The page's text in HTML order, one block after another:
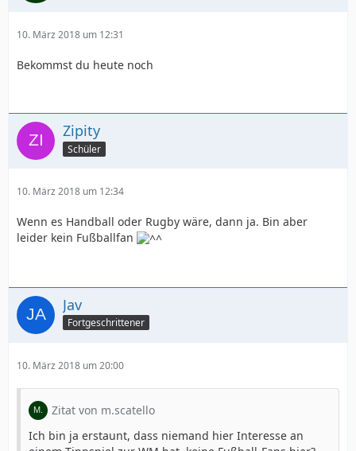
10. März 2018 um 12:31
Bekommst du heute noch
Zipity
Schüler
10. März 2018 um 12:34
Wenn es Handball oder Rugby wäre, dann ja. Bin aber
leider kein Fußballfan
Jav
Fortgeschrittener
10. März 2018 um 20:00
Zitat von m.scatello
Ich bin ja erstaunt, dass niemand hier Interesse an